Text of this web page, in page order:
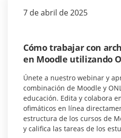
7 de abril de 2025
Cómo trabajar con
en Moodle utilizando
Únete a nuestro webinar y
combinación de Moodle y
educación. Edita y colabora
ofimáticos en línea
estructura de los cursos de
y califica las tareas de los